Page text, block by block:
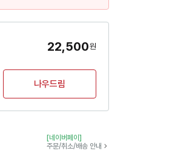
22,500원
나우드림
[네이버페이]
주문/취소/배송 안내